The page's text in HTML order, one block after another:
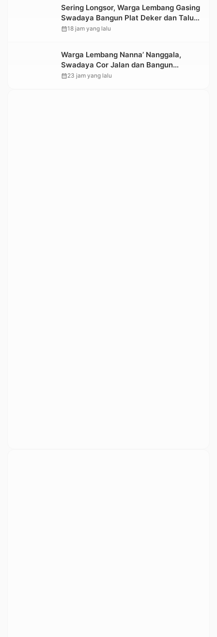
Sering Longsor, Warga Lembang Gasing
Swadaya Bangun Plat Deker dan Talut
Jalan Penghubung Antar Lembang
calendar_month18 jam yang lalu
Warga Lembang Nanna’ Nanggala,
Swadaya Cor Jalan dan Bangun
Jembatan
calendar_month23 jam yang lalu